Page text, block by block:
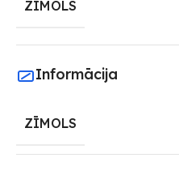
ZĪMOLS
Informācija
ZĪMOLS